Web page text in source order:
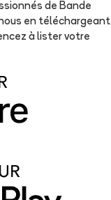
de Bande
en téléchargeant
à lister votre